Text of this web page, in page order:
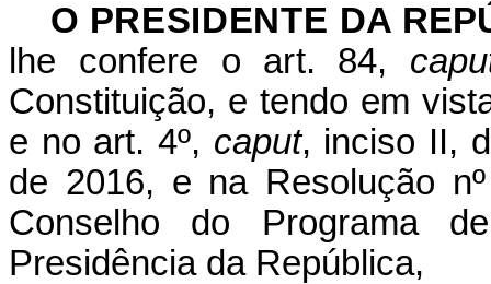
O PRESIDENTE DA
lhe confere o art. 84,
Constituição, e tendo em
e no art. 4º, caput, inciso II,
de 2016, e na Resolução
Conselho do Programa
Presidência da República,